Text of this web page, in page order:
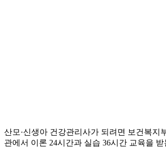
산모·신생아 건강관리사가 되려면 보건복지
관에서 이론 24시간과 실습 36시간 교육을